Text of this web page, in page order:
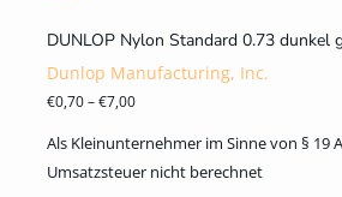
DUNLOP Nylon Standard 0.73 dunkel
Dunlop Manufacturing, Inc.
€0,70–€7,00
Als Kleinunternehmer im Sinne von § 19
Umsatzsteuer nicht berechnet